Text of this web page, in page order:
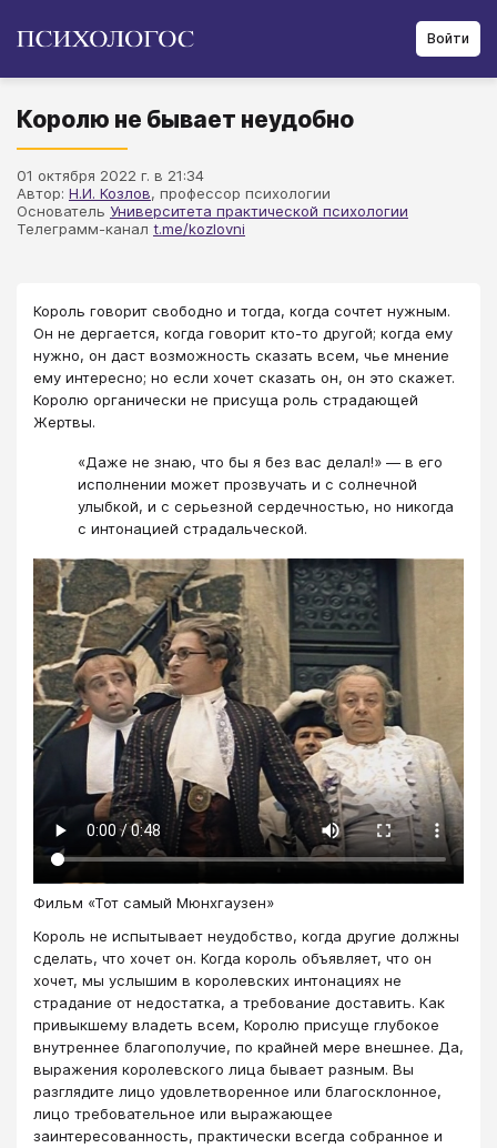
Войти
Королю не бывает неудобно
01 октября 2022 г. в 21:34
Автор: Н.И. Козлов, профессор психологии
Основатель Университета практической психологии
Телеграмм-канал t.me/kozlovni
Король говорит свободно и тогда, когда сочтет нужным.
Он не дергается, когда говорит кто-то другой; когда ему
нужно, он даст возможность сказать всем, чье мнение
ему интересно; но если хочет сказать он, он это скажет.
Королю органически не присуща роль страдающей
Жертвы.
«Даже не знаю, что бы я без вас делал!» — в его
исполнении может прозвучать и с солнечной
улыбкой, и с серьезной сердечностью, но никогда
с интонацией страдальческой.
Фильм «Тот самый Мюнхгаузен»
Король не испытывает неудобство, когда другие должны
сделать, что хочет он. Когда король объявляет, что он
хочет, мы услышим в королевских интонациях не
страдание от недостатка, а требование доставить. Как
привыкшему владеть всем, Королю присуще глубокое
внутреннее благополучие, по крайней мере внешнее. Да,
выражения королевского лица бывает разным. Вы
разглядите лицо удовлетворенное или благосклонное,
лицо требовательное или выражающее
заинтересованность, практически всегда собранное и